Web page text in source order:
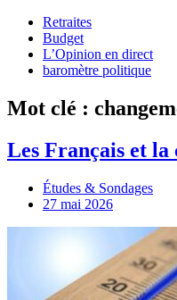
Retraites
Budget
L’Opinion en direct
baromètre politique
Mot clé :
Les Français et la
Études & Sondages
27 mai 2026